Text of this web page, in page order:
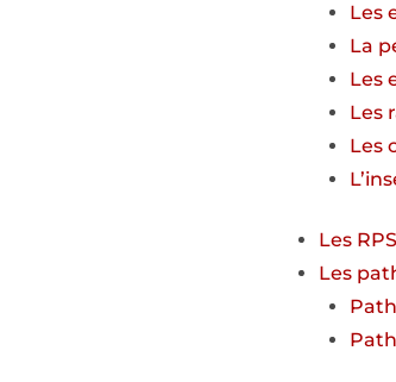
Les
La
Les
Les
Les
Les
Les